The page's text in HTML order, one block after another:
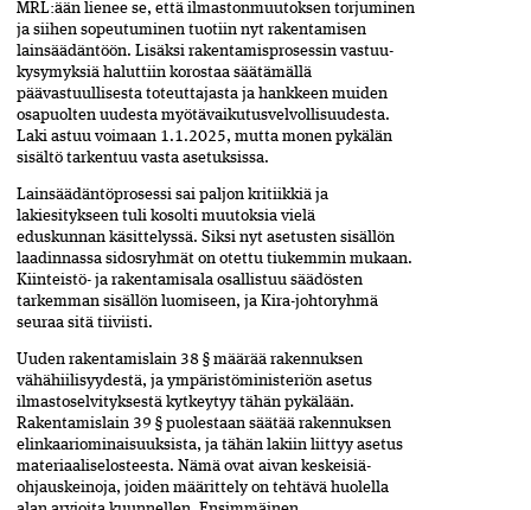
MRL:ään lienee se, että ilmas­tonmuutoksen torjuminen
ja siihen sopeu­tuminen tuotiin nyt rakentamisen
lainsäädäntöön. Lisäksi rakentamisprosessin vastuu­
kysymyksiä haluttiin korostaa säätämällä
päävastuullisesta toteuttajasta ja hankkeen muiden
osapuolten uudesta myötä­vaikutusvelvollisuudesta.
Laki astuu voimaan 1.1.2025, mutta monen pykälän
sisältö tarkentuu vasta asetuksissa.
Lainsäädäntöprosessi sai paljon kritiikkiä ja
lakiesitykseen tuli kosolti muutoksia vielä
eduskunnan käsittelyssä. Siksi nyt asetusten sisällön
laadinnassa sidosryhmät on otettu tiukemmin mukaan.
Kiinteistö- ja raken­ta­mis­­­ala osallistuu säädösten
tarkemman sisällön luomiseen, ja Kira-johtoryhmä
seuraa sitä tiiviisti.
Uuden rakentamislain 38 § määrää rakennuksen
vähähiilisyydestä, ja ympäristöministeriön asetus
ilmastoselvityksestä kytkeytyy tähän pykälään.
Rakentamislain 39 §­ puolestaan säätää rakennuksen
elinkaariominaisuuksista, ja tähän lakiin liittyy asetus
mate­riaaliselosteesta. Nämä ovat aivan keskeisiä­
ohjauskeinoja, joiden määrittely on tehtävä­ huolella